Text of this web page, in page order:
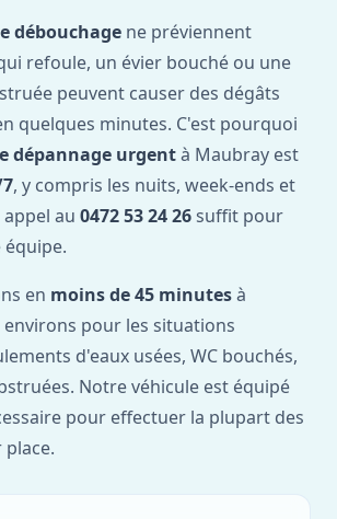
débouchage ne préviennent
refoule, un évier bouché ou une
peuvent causer des dégâts
quelques minutes. C'est pourquoi
dépannage urgentà Maubray est
, y compris les nuits, week-ends et
au 0472 53 24 26 suffit pour
en moins de 45 minutesà
environs pour les situations
d'eaux usées, WC bouchés,
Notre véhicule est équipé
pour effectuer la plupart des